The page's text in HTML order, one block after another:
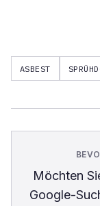
ASBEST
Möchten
Google-